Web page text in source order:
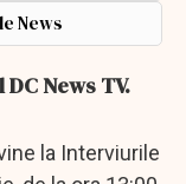
News
News TV.
la Interviurile